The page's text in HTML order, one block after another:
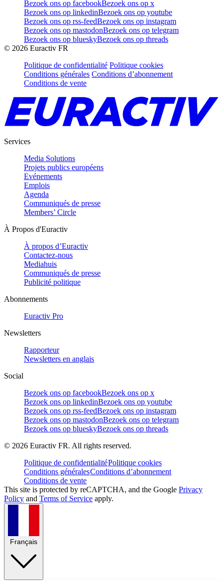
Bezoek ons op facebookBezoek ons op x
Bezoek ons op linkedinBezoek ons op youtube
Bezoek ons op rss-feedBezoek ons op instagram
Bezoek ons op mastodonBezoek ons op telegram
Bezoek ons op blueskyBezoek ons op threads
© 2026 Euractiv FR
Politique de confidentialité Politique cookies
Conditions générales Conditions d’abonnement
Conditions de vente
Services
Media Solutions
Projets publics européens
Evénements
Emplois
Agenda
Communiqués de presse
Members’ Circle
À Propos d'Euractiv
À propos d’Euractiv
Contactez-nous
Mediahuis
Communiqués de presse
Publicité politique
Abonnements
Euractiv Pro
Newsletters
Rapporteur
Newsletters en anglais
Social
Bezoek ons op facebookBezoek ons op x
Bezoek ons op linkedinBezoek ons op youtube
Bezoek ons op rss-feedBezoek ons op instagram
Bezoek ons op mastodonBezoek ons op telegram
Bezoek ons op blueskyBezoek ons op threads
© 2026 Euractiv FR. All rights reserved.
Politique de confidentialitéPolitique cookies
Conditions généralesConditions d’abonnement
Conditions de vente
This site is protected by reCAPTCHA, and the Google Privacy
Policy and Terms of Service apply.
Français